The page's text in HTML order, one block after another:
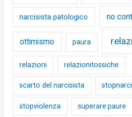
narcisista patologico no
ottimismo paura
relazioni relazionitossiche
scarto del narcisista
stopviolenza superare paure